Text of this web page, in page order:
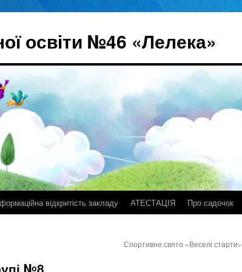
освіти №46 «Лелека»
відкритість закладу АТЕСТАЦІЯ Про садочок
Спортивне свято «Веселі старти»
№8